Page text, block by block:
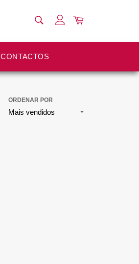
PESQUISAR
Pesquisar
Carrinho
CONTACTOS
ORDENAR POR